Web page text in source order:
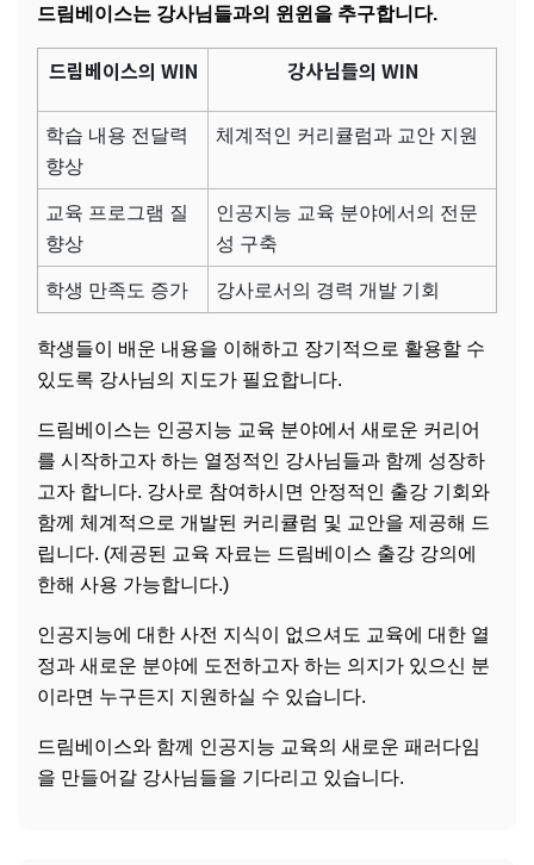
드림베이스는 강사님들과의 윈윈을 추구합니다.
드림베이스의 WIN 강사님들의 WIN
학습 내용 전달력
향상
체계적인 커리큘럼과 교안 지원
교육 프로그램 질
향상
인공지능 교육 분야에서의 전문
성 구축
학생 만족도 증가 강사로서의 경력 개발 기회
학생들이 배운 내용을 이해하고 장기적으로 활용할 수
있도록 강사님의 지도가 필요합니다.
드림베이스는 인공지능 교육 분야에서 새로운 커리어
를 시작하고자 하는 열정적인 강사님들과 함께 성장하
고자 합니다. 강사로 참여하시면 안정적인 출강 기회와
함께 체계적으로 개발된 커리큘럼 및 교안을 제공해 드
립니다. (제공된 교육 자료는 드림베이스 출강 강의에
한해 사용 가능합니다.)
인공지능에 대한 사전 지식이 없으셔도 교육에 대한 열
정과 새로운 분야에 도전하고자 하는 의지가 있으신 분
이라면 누구든지 지원하실 수 있습니다.
드림베이스와 함께 인공지능 교육의 새로운 패러다임
을 만들어갈 강사님들을 기다리고 있습니다.